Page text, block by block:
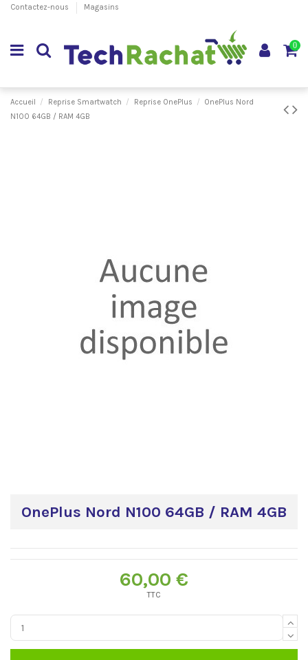
Contactez-nous Magasins
0
Accueil Reprise Smartwatch Reprise OnePlus
OnePlus Nord
N100 64GB / RAM 4GB
OnePlus Nord N100 64GB / RAM 4GB
60,00 €
TTC